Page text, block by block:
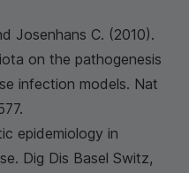
Josenhans C. (2010).
on the pathogenesis
infection models. Nat
epidemiology in
Dig Dis Basel Switz,